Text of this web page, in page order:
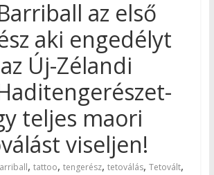
az első
aki engedélyt
Új-Zélandi
teljes maori
viseljen!
, tattoo, tengerész, tetoválás, Tetovált,